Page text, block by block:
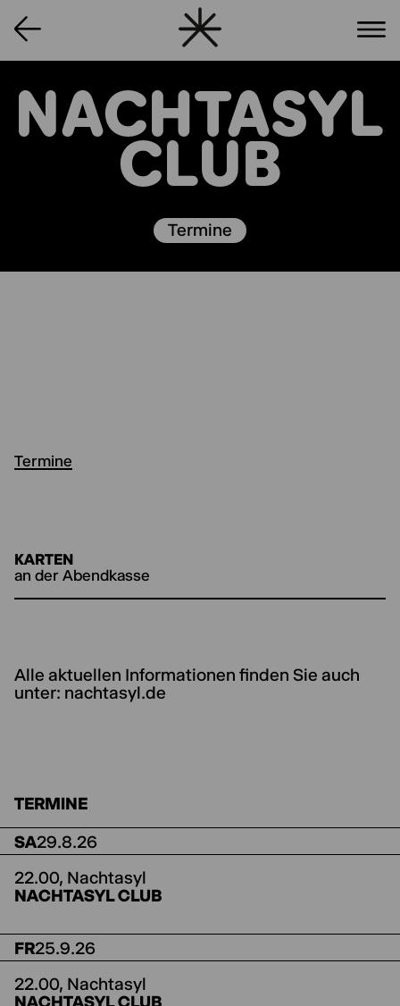
NACHTASYL
CLUB
Termine
Termine
KARTEN
an der Abendkasse
Alle aktuellen Informationen finden Sie auch
unter: nachtasyl.de
TERMINE
SA29.8.26
22.00, Nachtasyl
NACHTASYL CLUB
FR25.9.26
22.00, Nachtasyl